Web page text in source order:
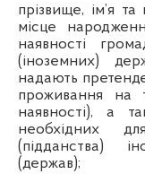
прізвище, ім’я
місце
наявності
(іноземних)
надають
проживання на
наявності), а
необхідних
(підданства)
(держав);